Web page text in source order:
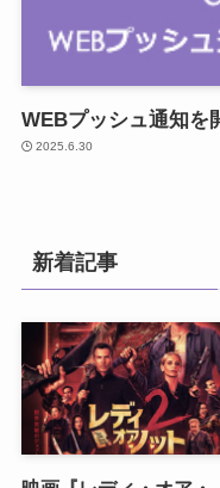
WEBプッシュ通知を
2025.6.30
新着記事